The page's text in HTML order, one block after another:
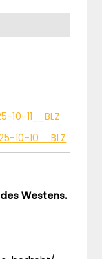
10-11__BLZ
10-10__BLZ
Westens.